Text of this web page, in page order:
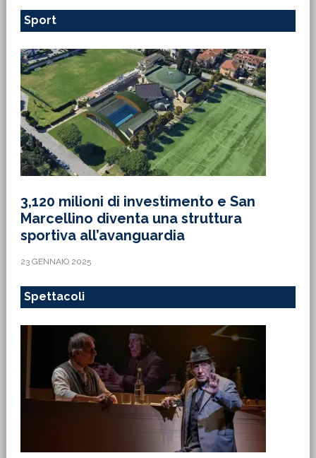
Sport
3,120 milioni di investimento e San
Marcellino diventa una struttura
sportiva all’avanguardia
23 GENNAIO 2025
Spettacoli